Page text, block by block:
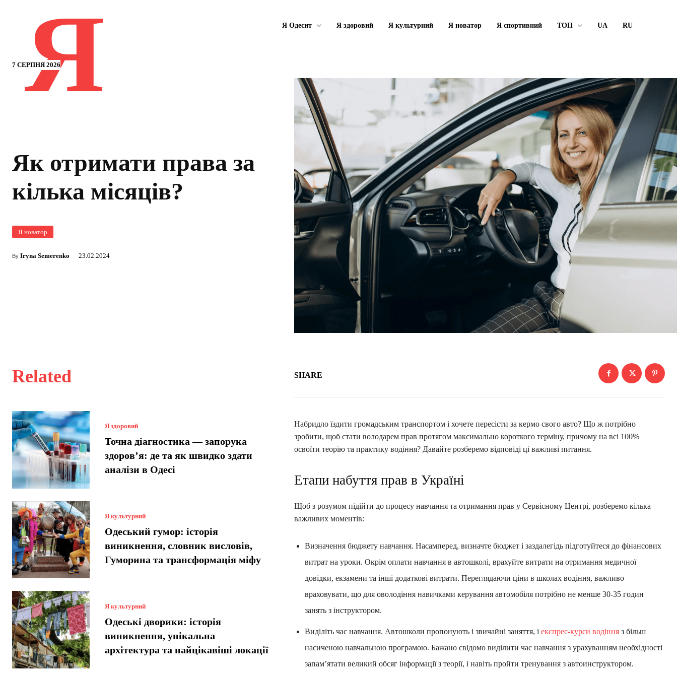
7 СЕРПНЯ 2026
Я Я Одесит Я здоровий Я культурний Я новатор Я спортивний ТОП UA RU
Як отримати права за
кілька місяців?
Я новатор
By Iryna Semerenko 23.02.2024
Related
Я здоровий
Точна діагностика — запорука
здоров’я: де та як швидко здати
аналізи в Одесі
Я культурний
Одеський гумор: історія
виникнення, словник висловів,
Гуморина та трансформація міфу
Я культурний
Одеські дворики: історія
виникнення, унікальна
архітектура та найцікавіші локації
SHARE
Набридло їздити громадським транспортом і хочете пересісти за кермо свого авто? Що ж потрібно
зробити, щоб стати володарем прав протягом максимально короткого терміну, причому на всі 100%
освоїти теорію та практику водіння? Давайте розберемо відповіді ці важливі питання.
Етапи набуття прав в Україні
Щоб з розумом підійти до процесу навчання та отримання прав у Сервісному Центрі, розберемо кілька
важливих моментів:
Визначення бюджету навчання. Насамперед, визначте бюджет і заздалегідь підготуйтеся до фінансових
витрат на уроки. Окрім оплати навчання в автошколі, врахуйте витрати на отримання медичної
довідки, екзамени та інші додаткові витрати. Переглядаючи ціни в школах водіння, важливо
враховувати, що для оволодіння навичками керування автомобіля потрібно не менше 30-35 годин
занять з інструктором.
Виділіть час навчання. Автошколи пропонують і звичайні заняття, і експрес-курси водіння з більш
насиченою навчальною програмою. Бажано свідомо виділити час навчання з урахуванням необхідності
запам’ятати великий обсяг інформації з теорії, і навіть пройти тренування з автоинструктором.